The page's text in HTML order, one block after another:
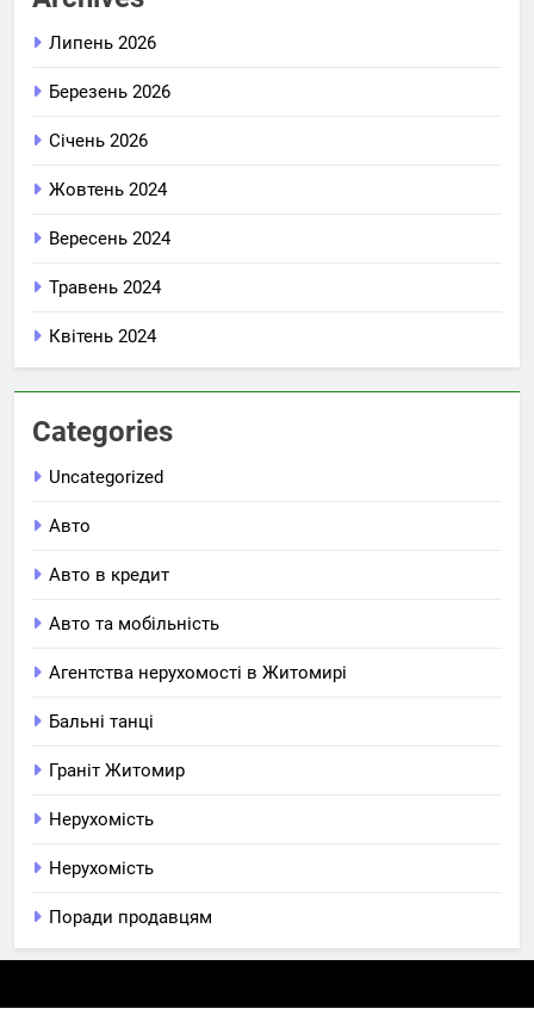
Липень 2026
Березень 2026
Січень 2026
Жовтень 2024
Вересень 2024
Травень 2024
Квітень 2024
Categories
Uncategorized
Авто
Авто в кредит
Авто та мобільність
Агентства нерухомості в Житомирі
Бальні танці
Граніт Житомир
Нерухомість
Нерухомість
Поради продавцям